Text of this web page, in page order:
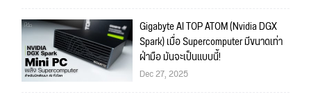
Gigabyte AI TOP ATOM (Nvidia DGX
Spark) เมื่อ Supercomputer มีขนาดเท่า
ฝ่ามือ มันจะเป็นแบบนี้!
Dec 27, 2025